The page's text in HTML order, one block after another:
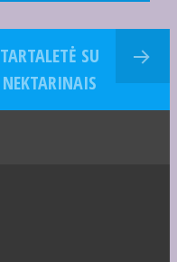
TARTALETĖ SU
NEKTARINAIS